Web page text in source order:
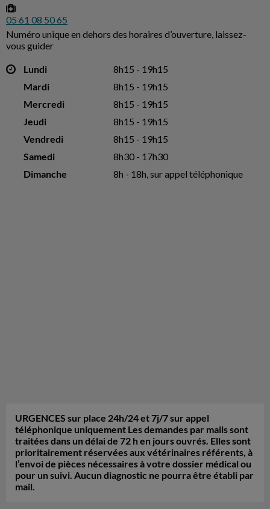
05 61 08 50 65
Numéro unique en dehors des horaires d’ouverture, laissez-
vous guider
Lundi
8h15 - 19h15
Mardi
8h15 - 19h15
Mercredi
8h15 - 19h15
Jeudi
8h15 - 19h15
Vendredi
8h15 - 19h15
Samedi
8h30 - 17h30
Dimanche
8h - 18h, sur appel téléphonique
URGENCES sur place 24h/24 et 7j/7 sur appel
téléphonique uniquement Les demandes par mails sont
traitées dans un délai de 72 h en jours ouvrés. Elles sont
prioritairement réservées aux vétérinaires référents, à
l’envoi de pièces nécessaires à votre dossier médical ou
pour un suivi. Aucun diagnostic ne pourra être établi par
mail.